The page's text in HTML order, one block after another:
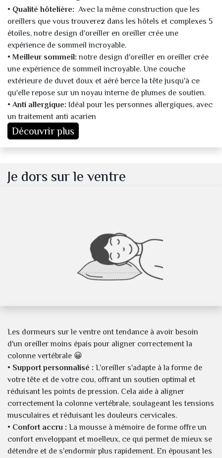
• Qualité hôtelière: Avec la même construction que les
oreillers que vous trouverez dans les hôtels et complexes 5
étoiles, notre design d'oreiller en oreiller crée une
expérience de sommeil incroyable.
• Meilleur sommeil: notre design d'oreiller en oreiller crée
une expérience de sommeil incroyable. Une couche
extérieure de duvet doux et aéré berce la tête jusqu'à ce
qu'elle repose sur un noyau interne de plumes de soutien.
• Anti allergique: Idéal pour les personnes allergiques, avec
un traitement anti acarien
Découvrir plus
Je dors sur le ventre
Les dormeurs sur le ventre ont tendance à avoir besoin
d'un oreiller moins épais pour aligner correctement la
colonne vertébrale 😀
• Support personnalisé : L'oreiller s'adapte à la forme de
votre tête et de votre cou, offrant un soutien optimal et
réduisant les points de pression. Cela aide à aligner
correctement la colonne vertébrale, soulageant les tensions
musculaires et réduisant les douleurs cervicales.
• Confort accru : La mousse à mémoire de forme offre un
confort enveloppant et moelleux, ce qui permet de mieux se
détendre et de s'endormir plus rapidement. En épousant les